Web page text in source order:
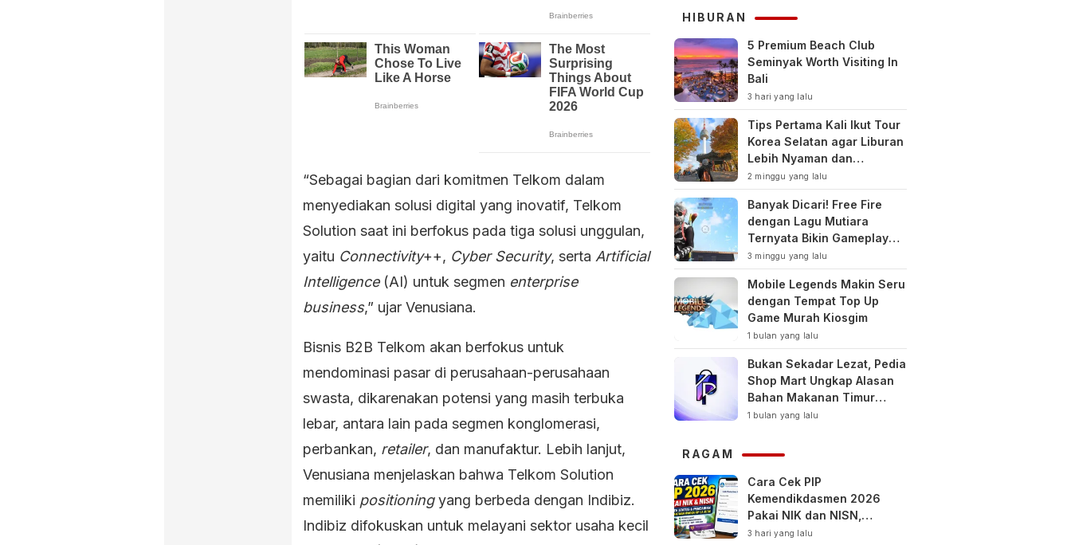
“Sebagai bagian dari komitmen Telkom dalam
menyediakan solusi digital yang inovatif, Telkom
Solution saat ini berfokus pada tiga solusi unggulan,
yaitu Connectivity++, Cyber Security, serta Artificial
Intelligence(AI) untuk segmen enterprise
business,” ujar Venusiana.
Bisnis B2B Telkom akan berfokus untuk
mendominasi pasar di perusahaan-perusahaan
swasta, dikarenakan potensi yang masih terbuka
lebar, antara lain pada segmen konglomerasi,
perbankan, retailer, dan manufaktur. Lebih lanjut,
Venusiana menjelaskan bahwa Telkom Solution
memiliki positioningyang berbeda dengan Indibiz.
Indibiz difokuskan untuk melayani sektor usaha kecil
HIBURAN
5 Premium Beach Club
Seminyak Worth Visiting In
Bali
3 hari yang lalu
Tips Pertama Kali Ikut Tour
Korea Selatan agar Liburan
Lebih Nyaman dan
Berkesan
2 minggu yang lalu
Banyak Dicari! Free Fire
dengan Lagu Mutiara
Ternyata Bikin Gameplay
Makin Keren
3 minggu yang lalu
Mobile Legends Makin Seru
dengan Tempat Top Up
Game Murah Kiosgim
1 bulan yang lalu
Bukan Sekadar Lezat, Pedia
Shop Mart Ungkap Alasan
Bahan Makanan Timur
Tengah Jadi Tren Gaya
1 bulan yang lalu
RAGAM
Cara Cek PIP
Kemendikdasmen 2026
Pakai NIK dan NISN,
Bantuan hingga Rp1,8 Juta
3 hari yang lalu